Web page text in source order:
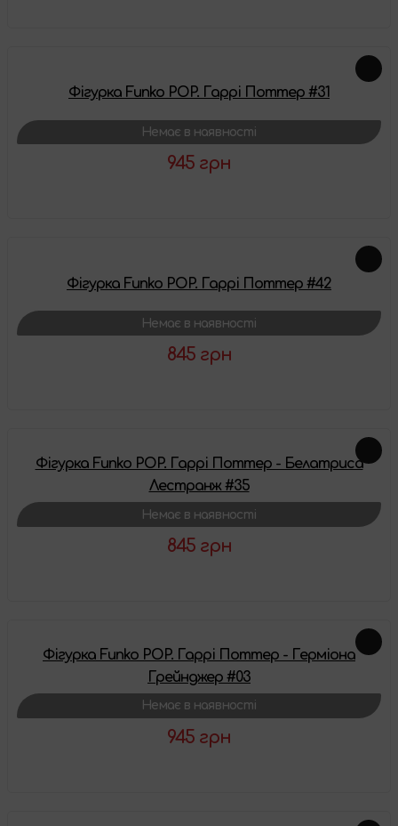
Фігурка Funko POP. Гаррі Поттер #31
Немає в наявності
945 грн
Фігурка Funko POP. Гаррі Поттер #42
Немає в наявності
845 грн
Фігурка Funko POP. Гаррі Поттер - Белатриса
Лестранж #35
Немає в наявності
845 грн
Фігурка Funko POP. Гаррі Поттер - Герміона
Грейнджер #03
Немає в наявності
945 грн